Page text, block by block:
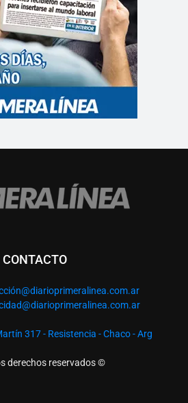
CONTACTO
n@diarioprimeralinea.com.ar
317 - Resistencia - Chaco - Arg
derechos reservados ©